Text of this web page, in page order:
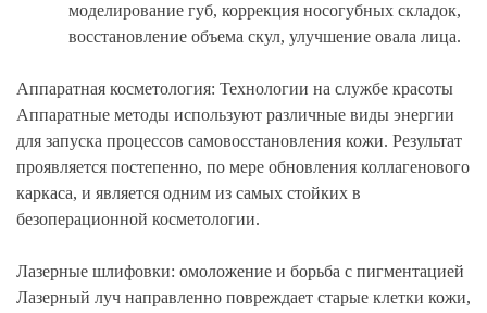
моделирование губ, коррекция носогубных складок,
восстановление объема скул, улучшение овала лица.
Аппаратная косметология: Технологии на службе красоты
Аппаратные методы используют различные виды энергии
для запуска процессов самовосстановления кожи. Результат
проявляется постепенно, по мере обновления коллагенового
каркаса, и является одним из самых стойких в
безоперационной косметологии.
Лазерные шлифовки: омоложение и борьба с пигментацией
Лазерный луч направленно повреждает старые клетки кожи,